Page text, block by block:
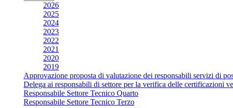
2026
2025
2024
2023
2022
2021
2020
2019
Approvazione proposta di valutazione dei responsabili servizi di
Delega ai responsabili di settore per la verifica delle certificazioni
Responsabile Settore Tecnico Quarto
Responsabile Settore Tecnico Terzo